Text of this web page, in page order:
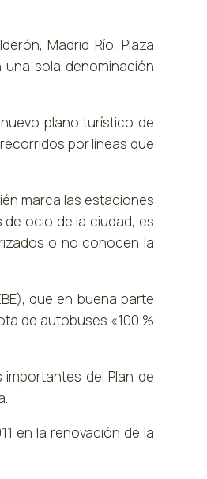
Madrid Río, Plaza
una sola denominación
plano turístico de
por líneas que
marca las estaciones
ocio de la ciudad, es
o no conocen la
que en buena parte
de autobuses «100 %
del Plan de
en la renovación de la